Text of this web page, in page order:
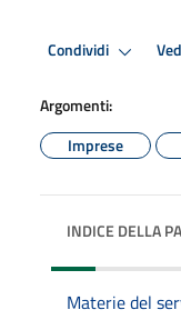
Condividi
Argomenti:
Imprese
INDICE DELLA
Materie del